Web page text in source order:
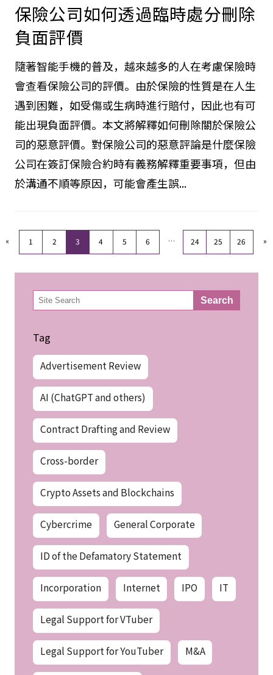
保險公司如何透過臨時處分刪除
負面評價
隨著智能手機的普及，越來越多的人在考慮保險時
會查看保險公司的評價。由於保險的性質是在人生
遇到困難，如受傷或生病時進行賠付，因此也有可
能出現負面評價。本文將解釋如何刪除關於保險公
司的惡意評價。對保險公司的惡意評論是什麼保險
公司在簽訂保險合約時有義務解釋重要事項，但由
於溝通不順等原因，可能會產生誤...
« 1 2 3 4 5 6 … 24 25 26 »
検
索 Search
Tag
Advertisement Review
AI (ChatGPT and others)
Contract Drafting and Review
Cross-border
Crypto Assets and Blockchains
Cybercrime General Corporate
ID of the Defamatory Statement
Incorporation Internet IPO IT
Legal Support for VTuber
Legal Support for YouTuber M&A